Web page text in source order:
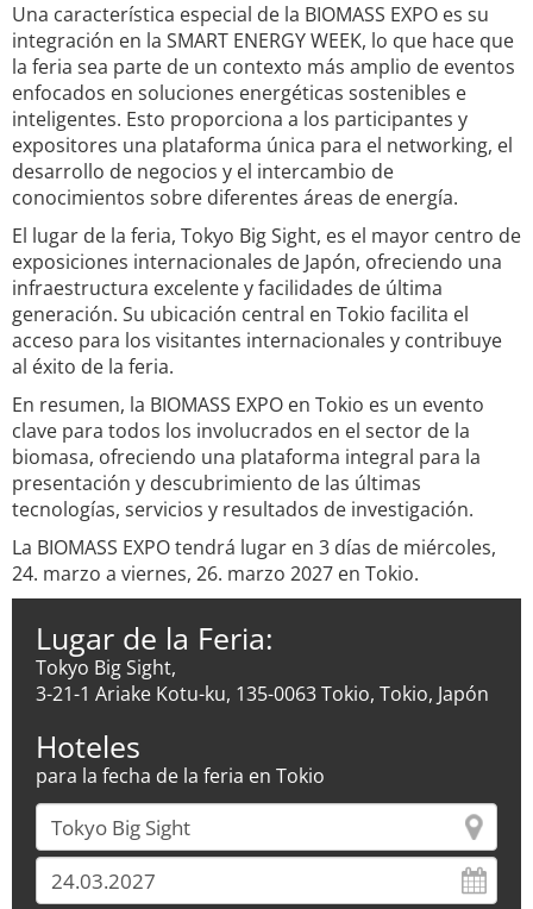
Una característica especial de la BIOMASS EXPO es su
integración en la SMART ENERGY WEEK, lo que hace que
la feria sea parte de un contexto más amplio de eventos
enfocados en soluciones energéticas sostenibles e
inteligentes. Esto proporciona a los participantes y
expositores una plataforma única para el networking, el
desarrollo de negocios y el intercambio de
conocimientos sobre diferentes áreas de energía.
El lugar de la feria, Tokyo Big Sight, es el mayor centro de
exposiciones internacionales de Japón, ofreciendo una
infraestructura excelente y facilidades de última
generación. Su ubicación central en Tokio facilita el
acceso para los visitantes internacionales y contribuye
al éxito de la feria.
En resumen, la BIOMASS EXPO en Tokio es un evento
clave para todos los involucrados en el sector de la
biomasa, ofreciendo una plataforma integral para la
presentación y descubrimiento de las últimas
tecnologías, servicios y resultados de investigación.
La BIOMASS EXPO tendrá lugar en 3 días de miércoles,
24. marzo a viernes, 26. marzo 2027 en Tokio.
Lugar de la Feria:
Tokyo Big Sight,
3-21-1 Ariake Kotu-ku, 135-0063 Tokio, Tokio, Japón
Hoteles
para la fecha de la feria en Tokio